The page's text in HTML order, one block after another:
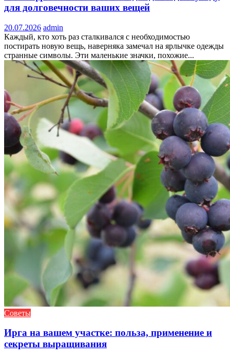
для долговечности ваших вещей
20.07.2026 admin
Каждый, кто хоть раз сталкивался с необходимостью
постирать новую вещь, наверняка замечал на ярлычке одежды
странные символы. Эти маленькие значки, похожие...
Советы
Ирга на вашем участке: польза, применение и
секреты выращивания